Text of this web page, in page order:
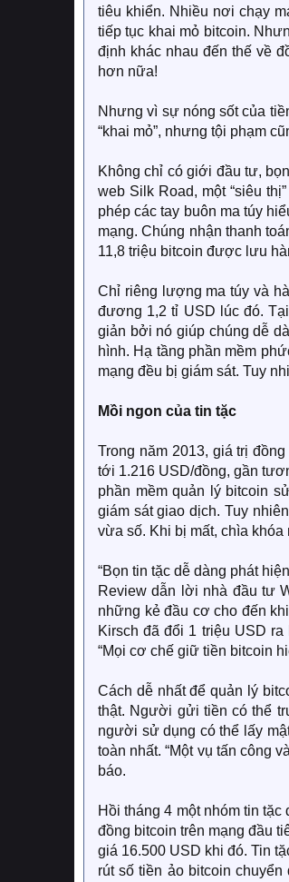
tiêu khiển. Nhiều nơi chạy
tiếp tục khai mỏ bitcoin.
định khác nhau đến thế về
hơn nữa!
Nhưng vì sự nóng sốt của
“khai mỏ”, nhưng tội phạm
Không chỉ có giới đầu tư,
web Silk Road, một “siêu
phép các tay buôn ma túy
mạng. Chúng nhận thanh
11,8 triệu bitcoin được lưu
Chỉ riêng lượng ma túy và
đương 1,2 tỉ USD lúc đó.
giản bởi nó giúp chúng dễ
hình. Hạ tầng phần mềm
mạng đều bị giám sát. Tuy
Mồi ngon của tin tặc
Trong năm 2013, giá trị
tới 1.216 USD/đồng, gần
phần mềm quản lý bitcoin
giám sát giao dịch. Tuy
vừa số. Khi bị mất, chìa khóa
“Bọn tin tặc dễ dàng phát
Review dẫn lời nhà đầu tư
những kẻ đầu cơ cho đến
Kirsch đã đổi 1 triệu USD
“Mọi cơ chế giữ tiền bitcoin
Cách dễ nhất để quản lý
thật. Người gửi tiền có thể
người sử dụng có thể lấy
toàn nhất. “Một vụ tấn công
báo.
Hồi tháng 4 một nhóm tin
đồng bitcoin trên mạng đầu
giá 16.500 USD khi đó. Tin
rút số tiền ảo bitcoin